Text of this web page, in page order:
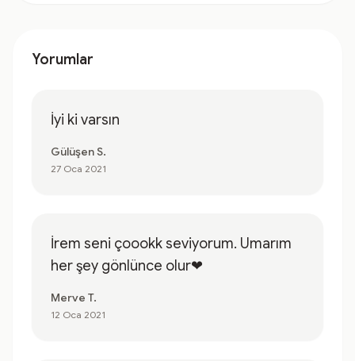
Yorumlar
İyi ki varsın
Gülüşen S.
27 Oca 2021
İrem seni çoookk seviyorum. Umarım
her şey gönlünce olur❤
Merve T.
12 Oca 2021